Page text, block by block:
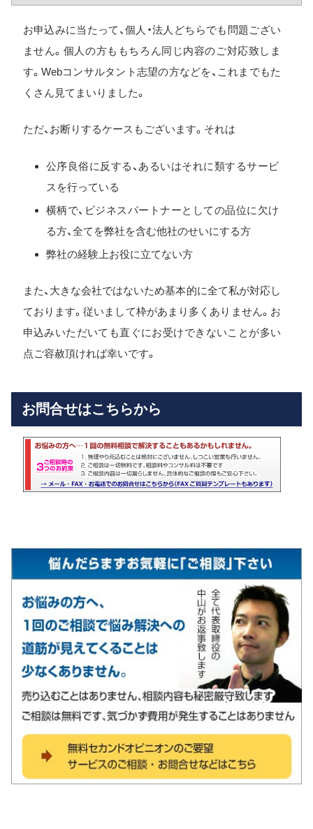
お申込みに当たって、個人・法人どちらでも問題ござい
ません。個人の方ももちろん同じ内容のご対応致しま
す。Webコンサルタント志望の方などを、これまでもた
くさん見てまいりました。
ただ、お断りするケースもございます。それは
公序良俗に反する、あるいはそれに類するサービ
スを行っている
横柄で、ビジネスパートナーとしての品位に欠け
る方、全てを弊社を含む他社のせいにする方
弊社の経験上お役に立てない方
また、大きな会社ではないため基本的に全て私が対応し
ております。従いまして枠があまり多くありません。お
申込みいただいても直ぐにお受けできないことが多い
点ご容赦頂ければ幸いです。
お問合せはこちらから